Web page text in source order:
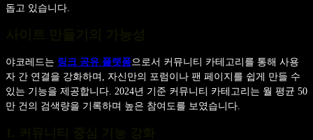
돕고 있습니다.
야코레드는 링크 공유 플랫폼으로서 커뮤니티 카테고리를 통해 사용
자 간 연결을 강화하며, 자신만의 포럼이나 팬 페이지를 쉽게 만들 수
있는 기능을 제공합니다. 2024년 기준 커뮤니티 카테고리는 월 평균 50
만 건의 검색량을 기록하며 높은 참여도를 보였습니다.